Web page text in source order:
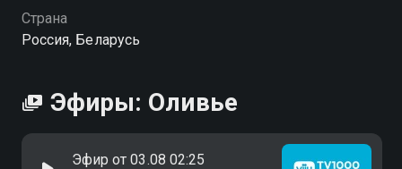
буквально шокирует всех присутствующих и
становится спусковым крючком для череды
абсурдных происшествий, которые моментально
безумный праздничный хаос с фонтаном
остроумных шуток и импровизированных
выступлений в стиле стендап-комедии. «Оливье» —
смотрите онлайн в хорошем качестве.
Страна
Россия, Беларусь
Эфиры: Оливье
Эфир от 03.08 02:25